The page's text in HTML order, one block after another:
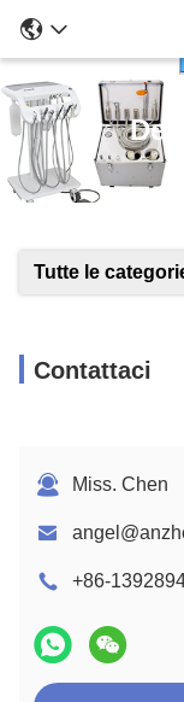
Tutte le
Contattaci
Miss. Chen
+86-